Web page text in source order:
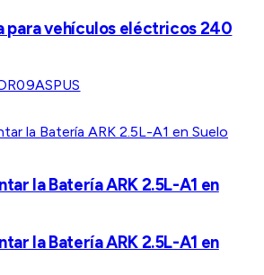
para vehículos eléctricos 240
la Batería ARK 2.5L-A1 en
la Batería ARK 2.5L-A1 en